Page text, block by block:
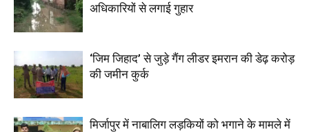
अधिकारियों से लगाई गुहार
‘जिम जिहाद’ से जुड़े गैंग लीडर इमरान की डेढ़ करोड़
की जमीन कुर्क
मिर्जापुर में नाबालिग लड़कियों को भगाने के मामले में